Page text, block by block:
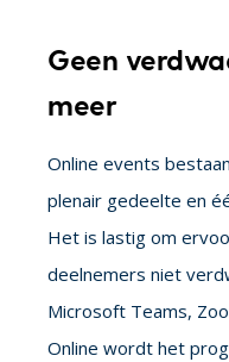
Geen
meer
Online events
plenair gedeelte en
Het is lastig om
deelnemers niet
Microsoft Teams,
Online wordt het